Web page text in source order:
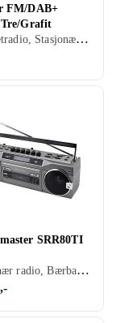
FM/DAB+
Grafit
Internetradio, Stasjonær radio, Bærbar radio, FM, DAB, DAB+, Batteri, Klokkeradio med alarm, Display, Retro Radio, Hodetelefonutgang
SRR80TI
Stasjonær radio, Bærbar radio, FM, DAB+, Nettstrøm, Display, Retro Radio, USB